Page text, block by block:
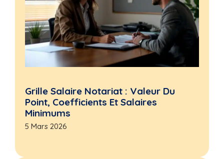
Grille Salaire Notariat : Valeur Du
Point, Coefficients Et Salaires
Minimums
5 Mars 2026